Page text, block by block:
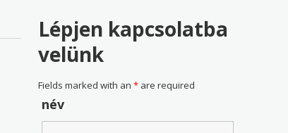
Lépjen kapcsolatba
velünk
Fields marked with an* are required
név